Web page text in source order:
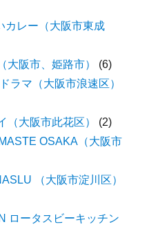
カレー（大阪市東成
大阪市、姫路市）
(6)
ラマ（大阪市浪速区）
（大阪市此花区）
(2)
OSAKA（大阪市
（大阪市淀川区）
ロータスビーキッチン